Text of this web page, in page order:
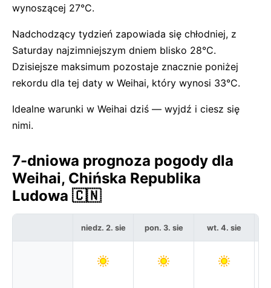
wynoszącej 27°C.
Nadchodzący tydzień zapowiada się chłodniej, z
Saturday najzimniejszym dniem blisko 28°C.
Dzisiejsze maksimum pozostaje znacznie poniżej
rekordu dla tej daty w Weihai, który wynosi 33°C.
Idealne warunki w Weihai dziś — wyjdź i ciesz się
nimi.
7-dniowa prognoza pogody dla
Weihai, Chińska Republika
Ludowa 🇨🇳
niedz. 2. sie pon. 3. sie wt. 4. sie